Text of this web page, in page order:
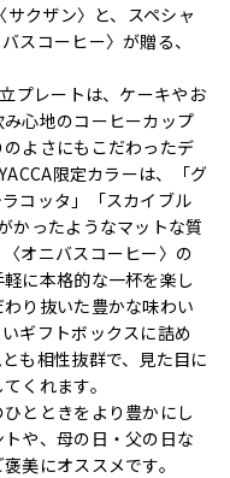
クザン〉と、スペシャ
スコーヒー〉が贈る、
プレートは、ケーキやお
心地のコーヒーカップ
よさにもこだわったデ
限定カラーは、「グ
コッタ」「スカイブル
かったようなマットな質
オニバスコーヒー〉の
に本格的な一杯を楽し
り抜いた豊かな味わい
ギフトボックスに詰め
も相性抜群で、見た目に
くれます。
とときをより豊かにし
や、母の日・父の日な
美にオススメです。